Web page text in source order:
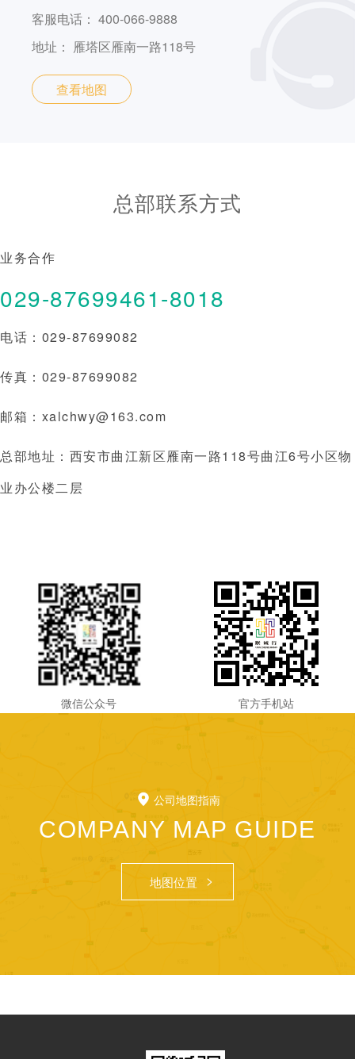
客服电话： 400-066-9888
地址： 雁塔区雁南一路118号
查看地图
总部联系方式
业务合作
029-87699461-8018
电话： 029-87699082
传真： 029-87699082
邮箱： xalchwy@163.com
总部地址： 西安市曲江新区雁南一路118号曲江6号小区物
业办公楼二层
微信公众号 官方手机站
公司地图指南
COMPANY MAP GUIDE
地图位置